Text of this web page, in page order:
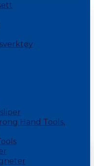
Hand Tools,